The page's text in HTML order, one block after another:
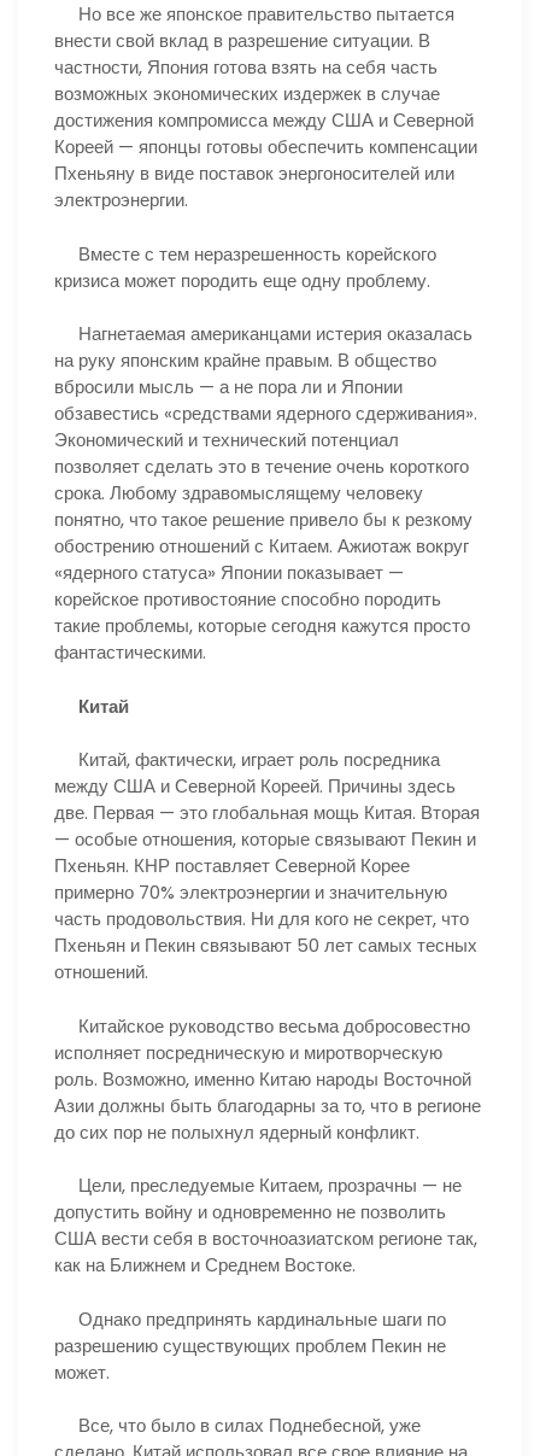
Но все же японское правительство пытается
внести свой вклад в разрешение ситуации. В
частности, Япония готова взять на себя часть
возможных экономических издержек в случае
достижения компромисса между США и Северной
Кореей — японцы готовы обеспечить компенсации
Пхеньяну в виде поставок энергоносителей или
электроэнергии.
Вместе с тем неразрешенность корейского
кризиса может породить еще одну проблему.
Нагнетаемая американцами истерия оказалась
на руку японским крайне правым. В общество
вбросили мысль — а не пора ли и Японии
обзавестись «средствами ядерного сдерживания».
Экономический и технический потенциал
позволяет сделать это в течение очень короткого
срока. Любому здравомыслящему человеку
понятно, что такое решение привело бы к резкому
обострению отношений с Китаем. Ажиотаж вокруг
«ядерного статуса» Японии показывает —
корейское противостояние способно породить
такие проблемы, которые сегодня кажутся просто
фантастическими.
Китай
Китай, фактически, играет роль посредника
между США и Северной Кореей. Причины здесь
две. Первая — это глобальная мощь Китая. Вторая
— особые отношения, которые связывают Пекин и
Пхеньян. КНР поставляет Северной Корее
примерно 70% электроэнергии и значительную
часть продовольствия. Ни для кого не секрет, что
Пхеньян и Пекин связывают 50 лет самых тесных
отношений.
Китайское руководство весьма добросовестно
исполняет посредническую и миротворческую
роль. Возможно, именно Китаю народы Восточной
Азии должны быть благодарны за то, что в регионе
до сих пор не полыхнул ядерный конфликт.
Цели, преследуемые Китаем, прозрачны — не
допустить войну и одновременно не позволить
США вести себя в восточноазиатском регионе так,
как на Ближнем и Среднем Востоке.
Однако предпринять кардинальные шаги по
разрешению существующих проблем Пекин не
может.
Все, что было в силах Поднебесной, уже